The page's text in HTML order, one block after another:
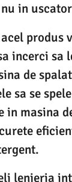
in
produs
incerci sa
de
sa se
in masina
lenjeria